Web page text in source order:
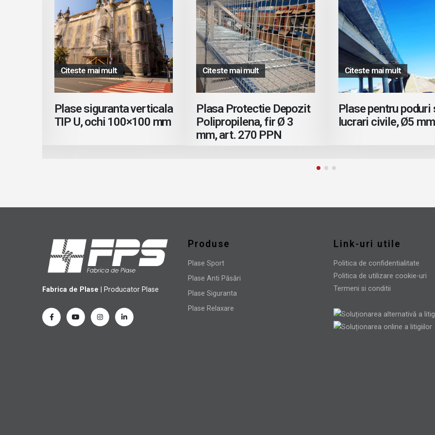
Citeste mai mult
Plase siguranta verticala
TIP U, ochi 100×100 mm
Citeste mai mult
Plasa Protectie Depozit
Polipropilena, fir Ø 3
mm, art. 270 PPN
Citeste mai mult
Plase pentru poduri
lucrari civile, Ø5 mm
Fabrica de Plase | Producator Plase
Produse
Plase Sport
Plase Anti Păsări
Plase Siguranta
Plase Relaxare
Link-uri utile
Politica de confidentialitate
Politica de utilizare cookie-uri
Termeni si conditii